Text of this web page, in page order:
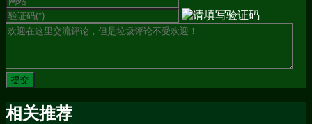
相关推荐